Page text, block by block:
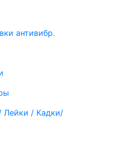
антивибр.
Лейки / Кадки/